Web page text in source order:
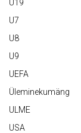
U19
U7
U8
U9
UEFA
Üleminekumäng
ULME
USA